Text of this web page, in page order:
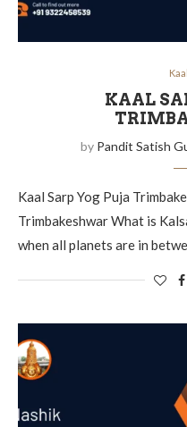
KAAL
by Pandit Satish
Kaal Sarp Yog Puja
Trimbakeshwar What is
when all planets are in